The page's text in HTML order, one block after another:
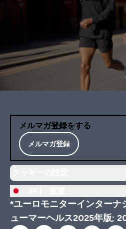
メルマガ登録をする
メルマガ登録
*ユーロモニターインターナ
ューマーヘルス2025年版;